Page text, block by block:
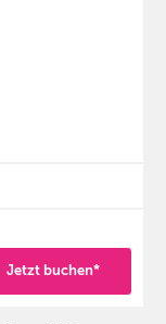
Jetzt buchen*